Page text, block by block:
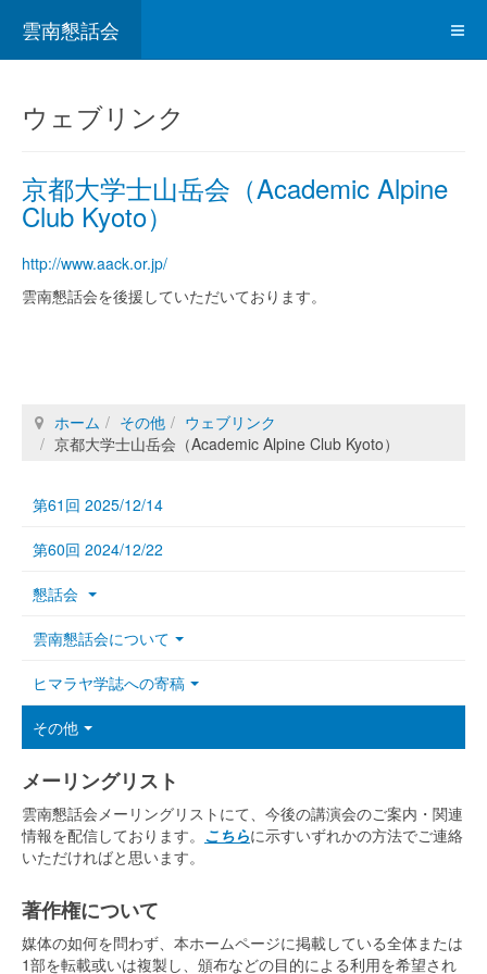
雲南懇話会
ウェブリンク
京都大学士山岳会（Academic Alpine
Club Kyoto）
http://www.aack.or.jp/
雲南懇話会を後援していただいております。
ホーム その他
ウェブリンク
京都大学士山岳会（Academic Alpine Club Kyoto）
第61回 2025/12/14
第60回 2024/12/22
懇話会
雲南懇話会について
ヒマラヤ学誌への寄稿
その他
メーリングリスト
雲南懇話会メーリングリストにて、今後の講演会のご案内・関連
情報を配信しております。 こちらに示すいずれかの方法でご連絡
いただければと思います。
著作権について
媒体の如何を問わず、本ホームページに掲載している全体または
1部を転載或いは複製し、頒布などの目的による利用を希望され